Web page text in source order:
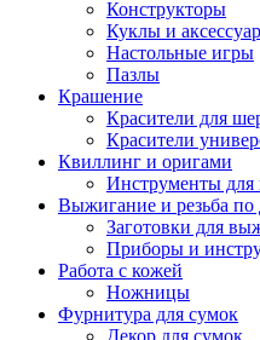
Конструкторы
Куклы и
Настольные игры
Пазлы
Крашение
Красители для
Красители
Квиллинг и оригами
Инструменты для
Выжигание и резьба по
Заготовки для
Приборы и
Работа с кожей
Ножницы
Фурнитура для сумок
Декор для сумок